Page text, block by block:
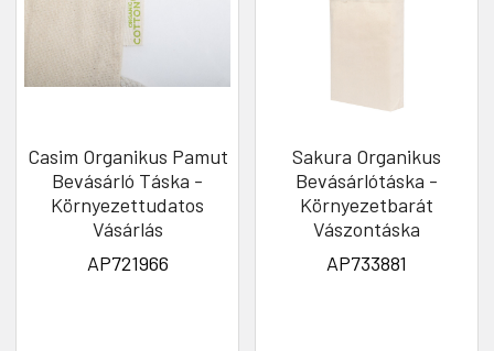
Casim Organikus Pamut
Bevásárló Táska -
Környezettudatos
Vásárlás
AP721966
Sakura Organikus
Bevásárlótáska -
Környezetbarát
Vászontáska
AP733881